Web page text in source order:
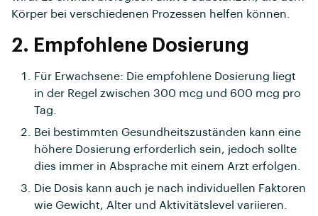
Körper bei verschiedenen Prozessen helfen können.
2. Empfohlene Dosierung
Für Erwachsene: Die empfohlene Dosierung liegt
in der Regel zwischen 300 mcg und 600 mcg pro
Tag.
Bei bestimmten Gesundheitszuständen kann eine
höhere Dosierung erforderlich sein, jedoch sollte
dies immer in Absprache mit einem Arzt erfolgen.
Die Dosis kann auch je nach individuellen Faktoren
wie Gewicht, Alter und Aktivitätslevel variieren.